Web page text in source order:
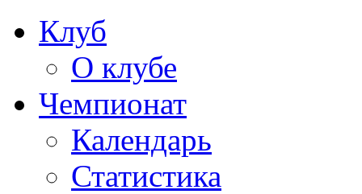
Клуб
О клубе
Чемпионат
Календарь
Статистика